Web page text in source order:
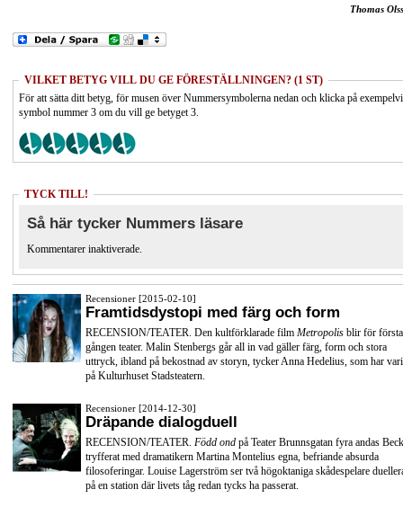
Thomas
VILKET BETYG VILL DU GE FÖRESTÄLLNINGEN? (1 ST)
För att sätta ditt betyg, för musen över Nummersymbolerna nedan och klicka på
symbol nummer 3 om du vill ge betyget 3.
TYCK TILL!
Så här tycker Nummers läsare
Kommentarer inaktiverade.
Recensioner [2015-02-10]
Framtidsdystopi med färg och form
RECENSION/TEATER. Den kultförklarade film Metropolis blir för första
gången teater. Malin Stenbergs går all in vad gäller färg, form och stora
uttryck, ibland på bekostnad av storyn, tycker Anna Hedelius, som har
på Kulturhuset Stadsteatern.
Recensioner [2014-12-30]
Dräpande dialogduell
RECENSION/TEATER. Född ond på Teater Brunnsgatan fyra andas
tryfferat med dramatikern Martina Montelius egna, befriande absurda
filosoferingar. Louise Lagerström ser två högoktaniga skådespelare
på en station där livets tåg redan tycks ha passerat.